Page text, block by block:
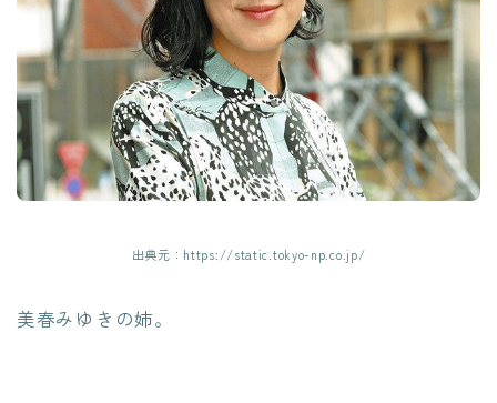
出典元：https://static.tokyo-np.co.jp/
美春みゆきの姉。